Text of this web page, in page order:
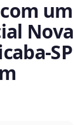
um
Nova